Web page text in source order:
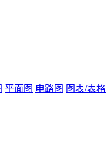
平面图 电路图 图表/表格